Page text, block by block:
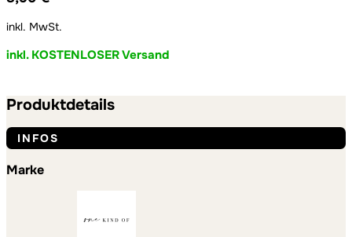
inkl. MwSt.
inkl. KOSTENLOSER Versand
Produktdetails
INFOS
Marke